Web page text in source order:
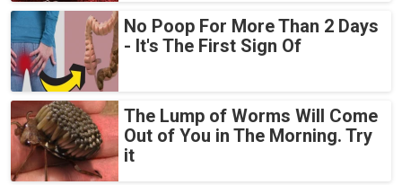
No Poop For More Than 2 Days
- It's The First Sign Of
The Lump of Worms Will Come
Out of You in The Morning. Try
it